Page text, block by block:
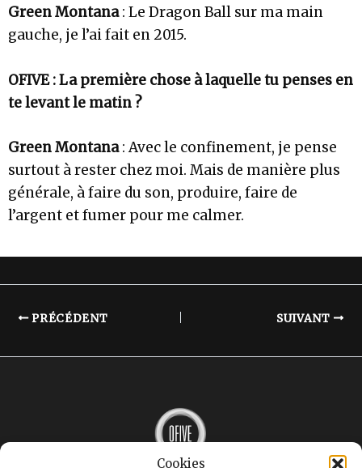
Cookies
Green Montana: Le Dragon Ball sur ma main
gauche, je l’ai fait en 2015.
OFIVE : La première chose à laquelle tu penses en
te levant le matin ?
Green Montana: Avec le confinement, je pense
surtout à rester chez moi. Mais de manière plus
générale, à faire du son, produire, faire de
l’argent et fumer pour me calmer.
PRÉCÉDENT SUIVANT